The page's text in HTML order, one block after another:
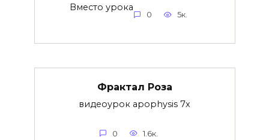
Вместо урока
0 5к.
Фрактал Роза
видеоурок apophysis 7x
0 1.6к.